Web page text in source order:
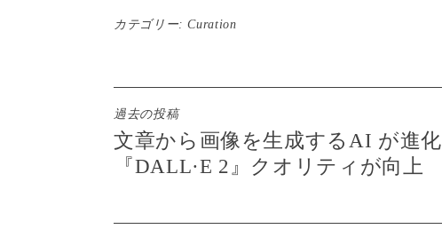
カテゴリー:Curation
投
稿
ビ
過去の投稿
文章から画像を生成するAI が進化
『DALL·E 2』クオリティが向上